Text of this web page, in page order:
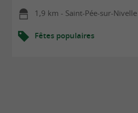
1,9 km - Saint-Pée-sur-Nivelle
Fêtes populaires